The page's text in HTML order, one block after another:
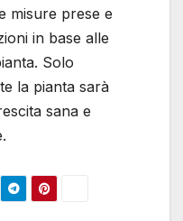
misure prese e
in base alle
Solo
la pianta sarà
sana e